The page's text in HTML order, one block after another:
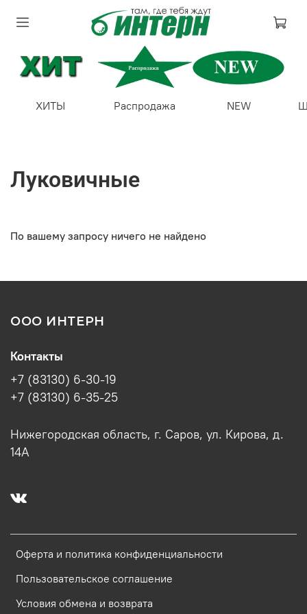
ХИТЫ Распродажа NEW
Луковичные
По вашему запросу ничего не найдено
ООО ИНТЕРН
Оферта и политика конфиденциальности
Пользовательское соглашение
Условия обмена и возврата
Контакты
+7 (83130) 6-30-19
+7 (83130) 6-35-25
Нижегородская область, г. Саров, ул. Кирова, д.
14А